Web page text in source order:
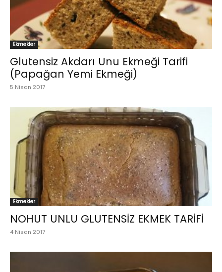
Ekmekler
Glutensiz Akdarı Unu Ekmeği Tarifi
(Papağan Yemi Ekmeği)
5 Nisan 2017
Ekmekler
NOHUT UNLU GLUTENSİZ EKMEK TARİFİ
4 Nisan 2017